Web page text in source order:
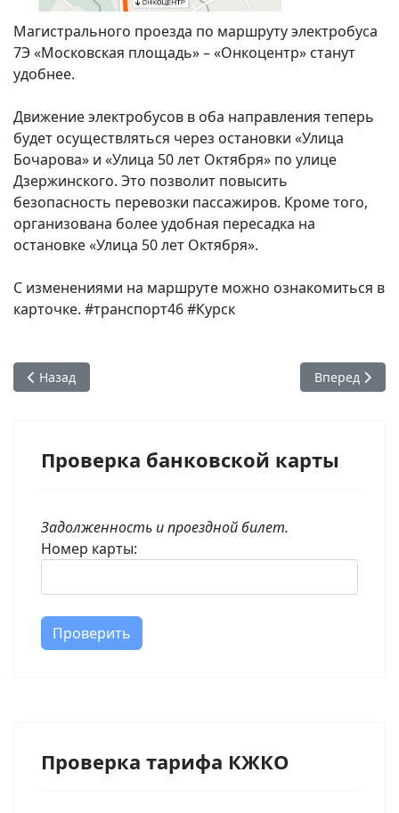
Магистрального проезда по маршруту электробуса
7Э «Московская площадь» – «Онкоцентр» станут
удобнее.
Движение электробусов в оба направления теперь
будет осуществляться через остановки «Улица
Бочарова» и «Улица 50 лет Октября» по улице
Дзержинского. Это позволит повысить
безопасность перевозки пассажиров. Кроме того,
организована более удобная пересадка на
остановке «Улица 50 лет Октября».
С изменениями на маршруте можно ознакомиться в
карточке. #транспорт46 #Курск
Предыдущий: Изменение расписания движения
Назад Следующий:
Вперед
Проверка банковской карты
Задолженность и проездной билет.
Номер карты:
Проверить
Проверка тарифа КЖКО